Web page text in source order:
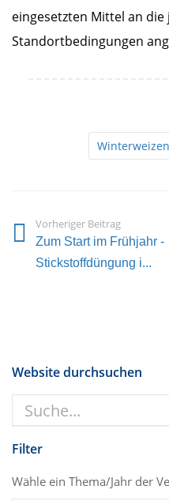
eingesetzten Mittel an die
Standortbedingungen
Winterweizen
Vorheriger Beitrag
Zum Start im Frühjahr -
Stickstoffdüngung i...
Website durchsuchen
Filter
Wähle ein Thema/Jahr der